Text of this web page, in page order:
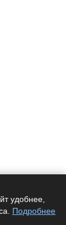
удобнее,
Подробнее